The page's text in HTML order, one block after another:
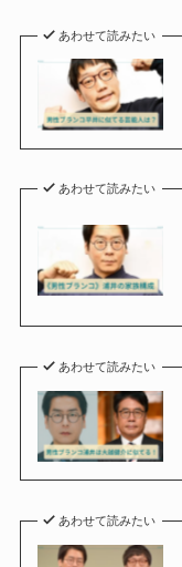
あわせて読みたい
あわせて読みたい
あわせて読みたい
あわせて読みたい